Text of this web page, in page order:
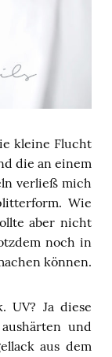
kleine Flucht
die an einem
verließ mich
Wie
aber nicht
noch in
können.
UV? Ja diese
und
aus dem